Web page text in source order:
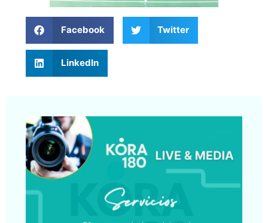
Facebook Twitter
LinkedIn